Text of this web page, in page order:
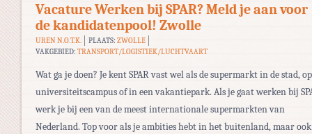
Vacature Werken bij SPAR? Meld je aan voor
de kandidatenpool! Zwolle
UREN N.O.T.K. PLAATS: ZWOLLE
VAKGEBIED: TRANSPORT/LOGISTIEK/LUCHTVAART
Wat ga je doen? Je kent SPAR vast wel als de supermarkt in de stad,
universiteitscampus of in een vakantiepark. Als je gaat werken bij
werk je bij een van de meest internationale supermarkten van
Nederland. Top voor als je ambities hebt in het buitenland, maar ook